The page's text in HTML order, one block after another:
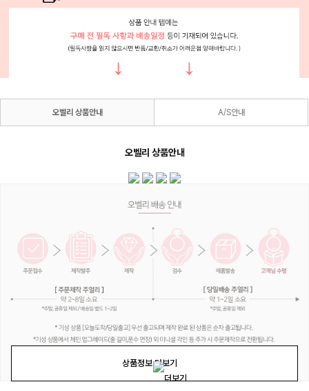
상품정보 더보기
오벨리 상품안내 A/S안내
오벨리 상품안내